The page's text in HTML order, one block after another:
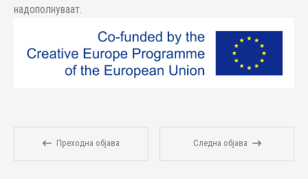
надополнуваат.
Преходна објава Следна објава